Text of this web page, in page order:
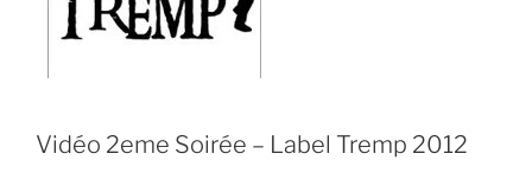
Vidéo 2eme Soirée – Label Tremp 2012